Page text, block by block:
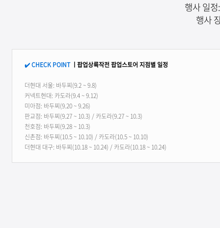
행사 일
행사
✔CHECK POINT ㅣ팝업상륙작전 팝업스토어 지점별 일정
더현대 서울: 바두찌(9.2 ~ 9.8)
커넥트현대: 카도라(9.4 ~ 9.12)
미아점: 바두찌(9.20 ~ 9.26)
판교점: 바두찌(9.27 ~ 10.3) / 카도라(9.27 ~ 10.3)
천호점: 바두찌(9.28 ~ 10.3)
신촌점: 바두찌(10.5 ~ 10.10) / 카도라(10.5 ~ 10.10)
더현대 대구: 바두찌(10.18 ~ 10.24) / 카도라(10.18 ~ 10.24)